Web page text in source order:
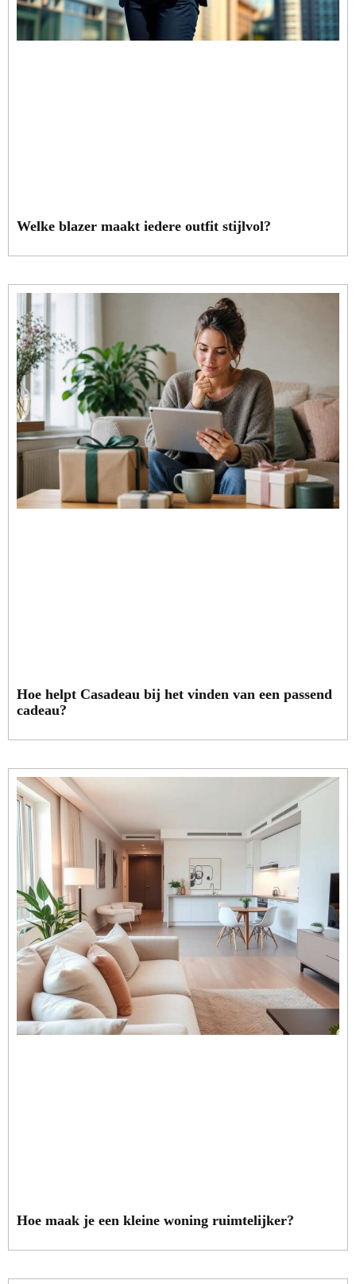
Welke blazer maakt iedere outfit stijlvol?
Hoe helpt Casadeau bij het vinden van een passend
cadeau?
Hoe maak je een kleine woning ruimtelijker?